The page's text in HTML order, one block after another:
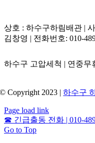
상호 : 하수구하림배관 |
김창영 | 전화번호: 010-
하수구 고압세척 | 연중무
© Copyright 2023 |하수구
Page load link
☎ 긴급출동 전화 | 010-
Go to Top